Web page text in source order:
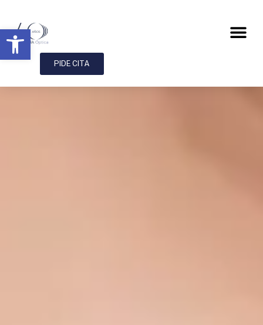
PIDE CITA
Abrir barra de herramientas